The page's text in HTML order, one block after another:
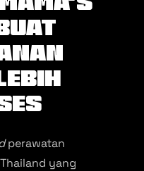
perawatan
yang